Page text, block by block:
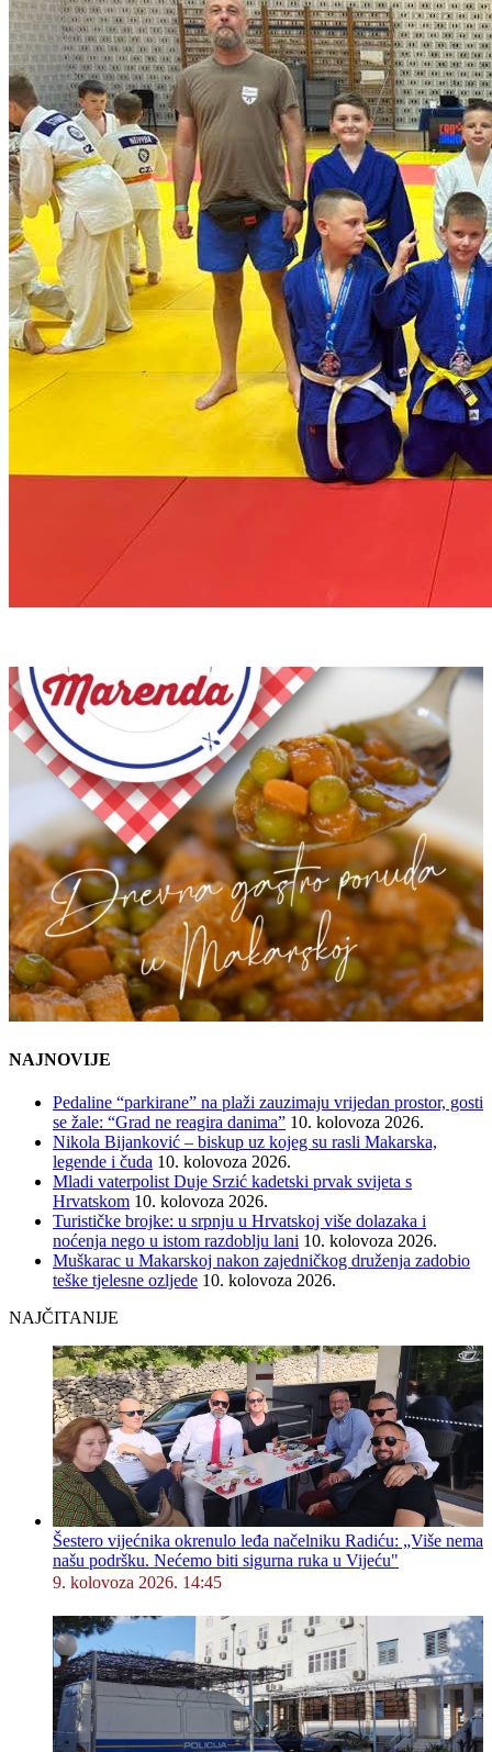
NAJNOVIJE
Pedaline “parkirane” na plaži zauzimaju vrijedan prostor, gosti
se žale: “Grad ne reagira danima” 10. kolovoza 2026.
Nikola Bijanković – biskup uz kojeg su rasli Makarska,
legende i čuda 10. kolovoza 2026.
Mladi vaterpolist Duje Srzić kadetski prvak svijeta s
Hrvatskom 10. kolovoza 2026.
Turističke brojke: u srpnju u Hrvatskoj više dolazaka i
noćenja nego u istom razdoblju lani 10. kolovoza 2026.
Muškarac u Makarskoj nakon zajedničkog druženja zadobio
teške tjelesne ozljede 10. kolovoza 2026.
NAJČITANIJE
Šestero vijećnika okrenulo leđa načelniku Radiću: „Više nema
našu podršku. Nećemo biti sigurna ruka u Vijeću"
9. kolovoza 2026. 14:45